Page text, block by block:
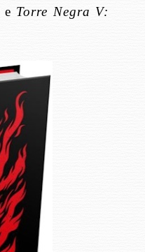
e Torre Negra V: